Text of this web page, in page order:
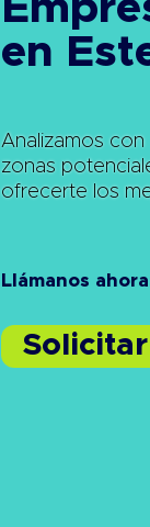
en
Analizamos con
zonas
ofrecerte los
Llámanos